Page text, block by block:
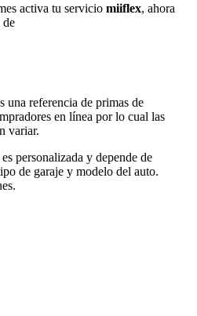
activa tu servicio miiflex, ahora
de
una referencia de primas de
en línea por lo cual las
variar.
personalizada y depende de
de garaje y modelo del auto.